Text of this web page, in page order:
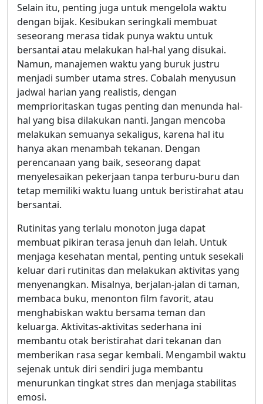
Selain itu, penting juga untuk mengelola waktu
dengan bijak. Kesibukan seringkali membuat
seseorang merasa tidak punya waktu untuk
bersantai atau melakukan hal-hal yang disukai.
Namun, manajemen waktu yang buruk justru
menjadi sumber utama stres. Cobalah menyusun
jadwal harian yang realistis, dengan
memprioritaskan tugas penting dan menunda hal-
hal yang bisa dilakukan nanti. Jangan mencoba
melakukan semuanya sekaligus, karena hal itu
hanya akan menambah tekanan. Dengan
perencanaan yang baik, seseorang dapat
menyelesaikan pekerjaan tanpa terburu-buru dan
tetap memiliki waktu luang untuk beristirahat atau
bersantai.
Rutinitas yang terlalu monoton juga dapat
membuat pikiran terasa jenuh dan lelah. Untuk
menjaga kesehatan mental, penting untuk sesekali
keluar dari rutinitas dan melakukan aktivitas yang
menyenangkan. Misalnya, berjalan-jalan di taman,
membaca buku, menonton film favorit, atau
menghabiskan waktu bersama teman dan
keluarga. Aktivitas-aktivitas sederhana ini
membantu otak beristirahat dari tekanan dan
memberikan rasa segar kembali. Mengambil waktu
sejenak untuk diri sendiri juga membantu
menurunkan tingkat stres dan menjaga stabilitas
emosi.